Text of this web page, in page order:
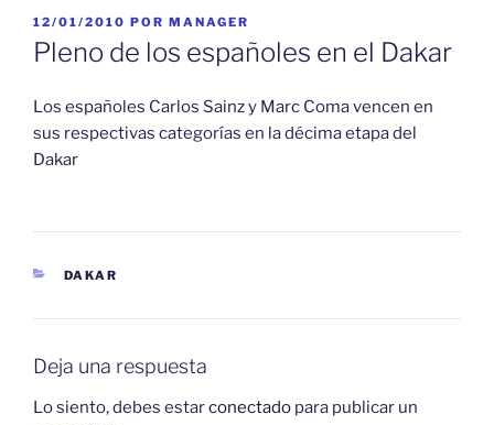
PUBLICADO
EL
12/01/2010 POR MANAGER
Pleno de los españoles en el Dakar
Los españoles Carlos Sainz y Marc Coma vencen en
sus respectivas categorías en la décima etapa del
Dakar
CATEGORÍAS
DAKAR
Deja una respuesta
Lo siento, debes estarconectado para publicar un